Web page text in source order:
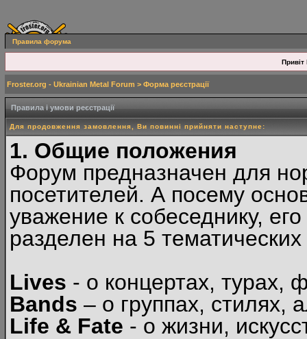
Правила форума
Привіт
Froster.org - Ukrainian Metal Forum > Форма реєстрації
Правила і умови реєстрації
Для продовження замовлення, Ви повинні прийняти наступне:
1. Общие положения
Форум предназначен для
посетителей. А посему
уважение к собеседнику,
разделен на 5
Lives - о концертах, турах,
Bands – о группах, стилях,
Life & Fate - о жизни,